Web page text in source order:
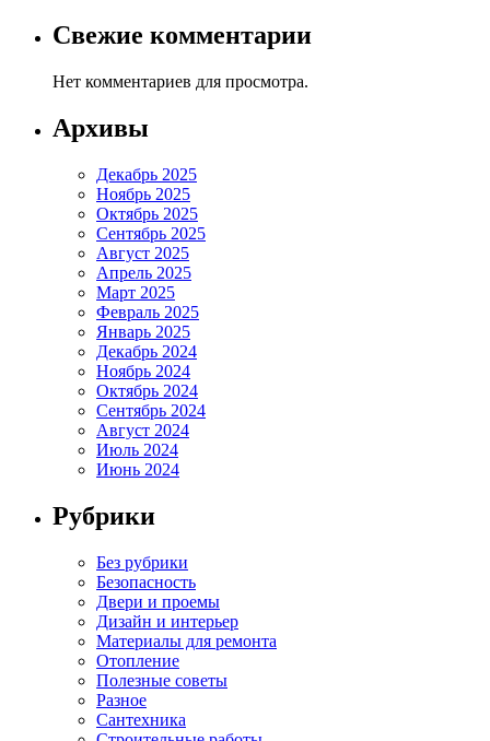
Свежие комментарии
Нет комментариев для просмотра.
Архивы
Декабрь 2025
Ноябрь 2025
Октябрь 2025
Сентябрь 2025
Август 2025
Апрель 2025
Март 2025
Февраль 2025
Январь 2025
Декабрь 2024
Ноябрь 2024
Октябрь 2024
Сентябрь 2024
Август 2024
Июль 2024
Июнь 2024
Рубрики
Без рубрики
Безопасность
Двери и проемы
Дизайн и интерьер
Материалы для ремонта
Отопление
Полезные советы
Разное
Сантехника